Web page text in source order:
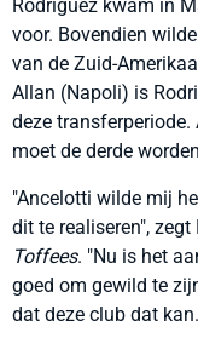
Rodriguez kwam in
voor. Bovendien wilde
van de Zuid-
Allan (Napoli) is
deze
moet de derde
"Ancelotti wilde mij
dit te realiseren",
Toffees. "Nu is het
goed om gewild te
dat deze club dat